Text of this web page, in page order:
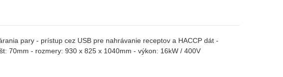
pary - prístup cez USB pre nahrávanie receptov a HACCP dát -
70mm - rozmery: 930 x 825 x 1040mm - výkon: 16kW / 400V